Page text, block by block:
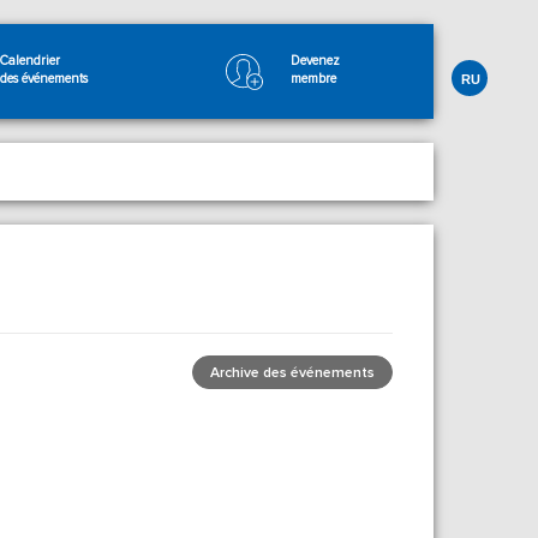
Calendrier
des événements
Devenez
membre
RU
Archive des événements